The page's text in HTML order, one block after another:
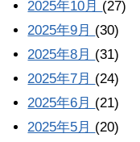
2025年10月 (27)
2025年9月 (30)
2025年8月 (31)
2025年7月 (24)
2025年6月 (21)
2025年5月 (20)